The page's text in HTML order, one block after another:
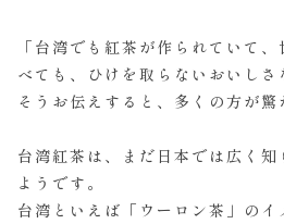
「台湾でも紅茶が作られていて
べても、ひけを取らないおいしさ
そうお伝えすると、多くの方が驚
台湾紅茶は、まだ日本では広く
ようです。
台湾といえば「ウーロン茶」の